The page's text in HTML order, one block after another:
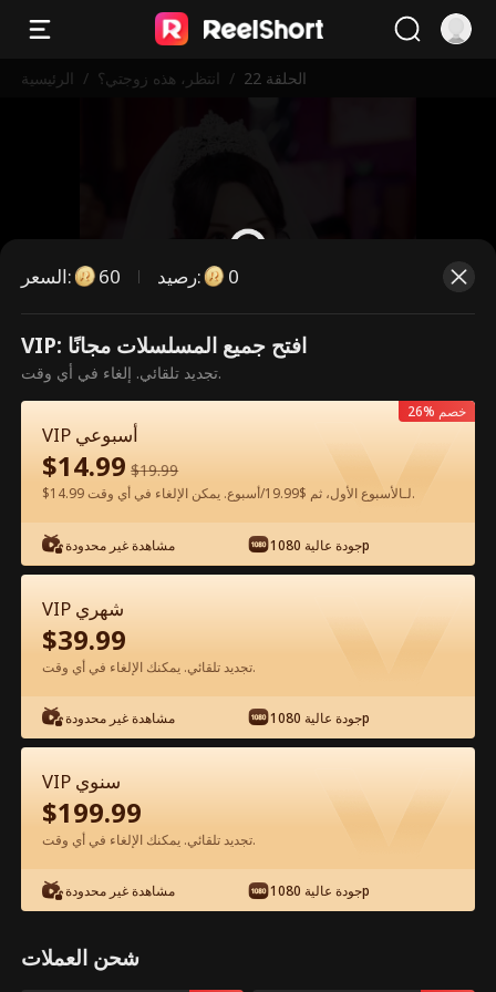
الرئيسية / انتظر، هذه زوجتي؟ / الحلقة 22
هذه حلقة مدفوعة. يرجى فتح القفل
فتح القفل الآن
شاهد مجانًا في التطبيق
الحلقة 22 - انتظر، هذه زوجتي؟ الفيلم كامل
1-40 جميع الحلقات
السعر: 60 رصيد: 0
VIP: افتح جميع المسلسلات مجانًا
تجديد تلقائي. إلغاء في أي وقت.
VIP أسبوعي
$14.99 $19.99
$14.99 لـالأسبوع الأول، ثم $19.99/أسبوع. يمكن الإلغاء في أي وقت.
مشاهدة غير محدودة جودة عالية 1080p
26% خصم
VIP شهري
$39.99
تجديد تلقائي. يمكنك الإلغاء في أي وقت.
مشاهدة غير محدودة جودة عالية 1080p
VIP سنوي
$199.99
تجديد تلقائي. يمكنك الإلغاء في أي وقت.
مشاهدة غير محدودة جودة عالية 1080p
شحن العملات